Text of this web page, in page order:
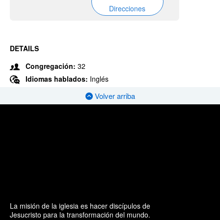
Direcciones
DETAILS
Congregación: 32
Idiomas hablados: Inglés
Volver arriba
La misión de la iglesia es hacer discípulos de
Jesucristo para la transformación del mundo.